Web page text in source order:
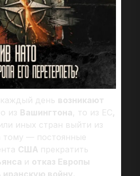
день возникают
из Вашингтона, то из ЕС,
иных стран выйти из
тому — постоянные
США прекратить
и отказ Европы
войну.